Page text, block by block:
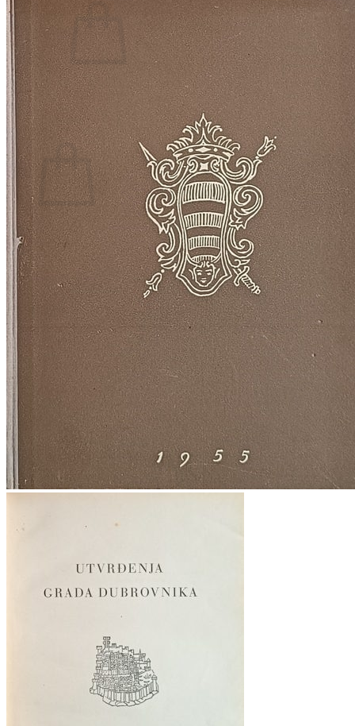
Nema proizvoda u košarici
Povratak u trgovinu
Košarica
Nema proizvoda u košarici
Povratak u trgovinu